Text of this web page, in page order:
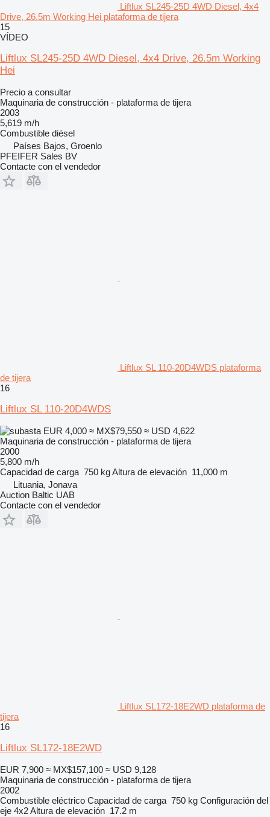
Liftlux SL245-25D 4WD Diesel, 4x4
Drive, 26.5m Working Hei plataforma de tijera
15
VÍDEO
Liftlux SL245-25D 4WD Diesel, 4x4 Drive, 26.5m Working
Hei
Precio a consultar
Maquinaria de construcción - plataforma de tijera
2003
5,619 m/h
Combustible diésel
Países Bajos, Groenlo
PFEIFER Sales BV
Contacte con el vendedor
Liftlux SL 110-20D4WDS plataforma
de tijera
16
Liftlux SL 110-20D4WDS
EUR 4,000 ≈ MX$79,550 ≈ USD 4,622
Maquinaria de construcción - plataforma de tijera
2000
5,800 m/h
Capacidad de carga 750 kgAltura de elevación 11,000 m
Lituania, Jonava
Auction Baltic UAB
Contacte con el vendedor
Liftlux SL172-18E2WD plataforma de
tijera
16
Liftlux SL172-18E2WD
EUR 7,900 ≈ MX$157,100 ≈ USD 9,128
Maquinaria de construcción - plataforma de tijera
2002
Combustible eléctrico Capacidad de carga 750 kg Configuración del
eje 4x2Altura de elevación 17.2 m